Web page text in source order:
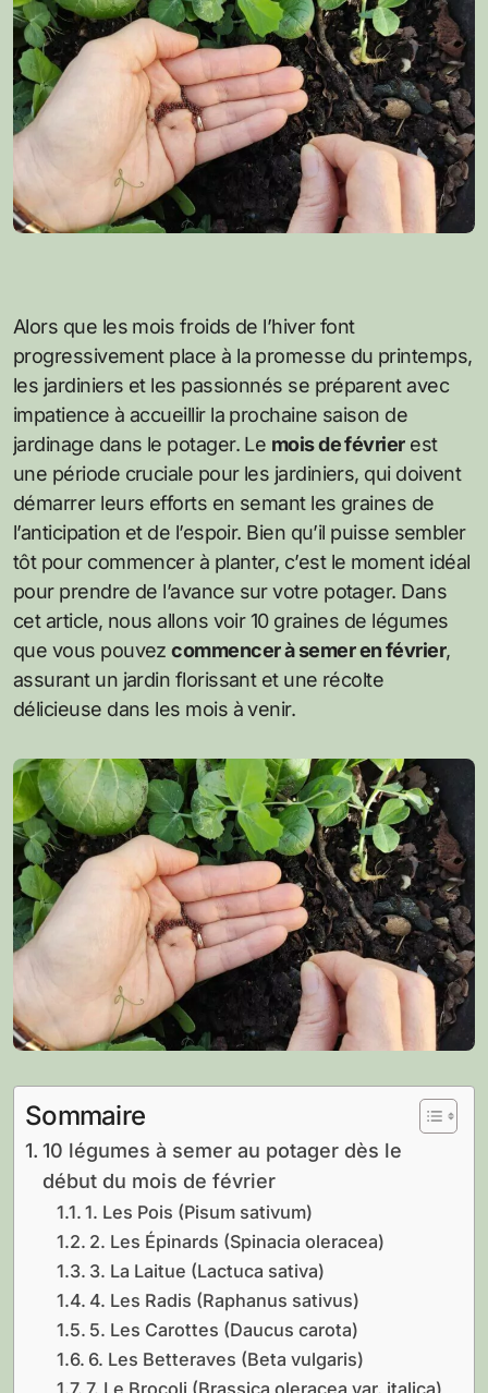
Alors que les mois froids de l’hiver font
progressivement place à la promesse du printemps,
les jardiniers et les passionnés se préparent avec
impatience à accueillir la prochaine saison de
jardinage dans le potager. Le mois de févrierest
une période cruciale pour les jardiniers, qui doivent
démarrer leurs efforts en semant les graines de
l’anticipation et de l’espoir. Bien qu’il puisse sembler
tôt pour commencer à planter, c’est le moment idéal
pour prendre de l’avance sur votre potager. Dans
cet article, nous allons voir 10 graines de légumes
que vous pouvezcommencer à semer en février,
assurant un jardin florissant et une récolte
délicieuse dans les mois à venir.
Sommaire
10 légumes à semer au potager dès le
début du mois de février
1. Les Pois (Pisum sativum)
2. Les Épinards (Spinacia oleracea)
3. La Laitue (Lactuca sativa)
4. Les Radis (Raphanus sativus)
5. Les Carottes (Daucus carota)
6. Les Betteraves (Beta vulgaris)
7. Le Brocoli (Brassica oleracea var. italica)